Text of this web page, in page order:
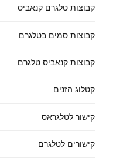
קבוצות טלגרם קנאביס
קבוצות סמים בטלגרם
קבוצות קנאביס טלגרם
קטלוג הזנים
קישור לטלגראס
קישורים לטלגרם